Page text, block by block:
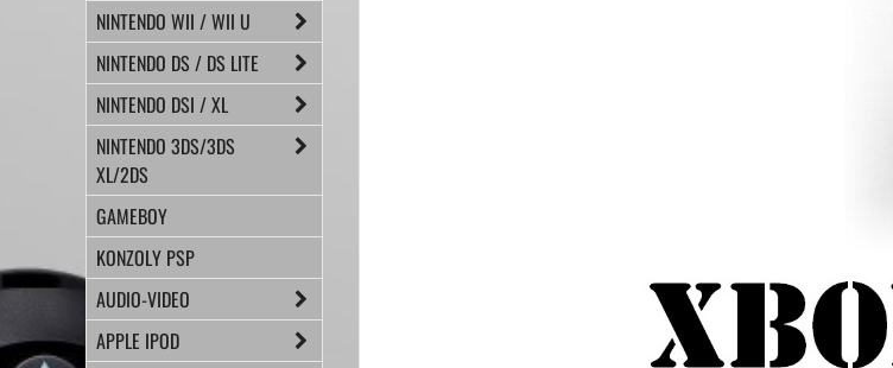
NINTENDO WII / WII U
NINTENDO DS / DS LITE
NINTENDO DSI / XL
NINTENDO 3DS/3DS
XL/2DS
GAMEBOY
KONZOLY PSP
AUDIO-VIDEO
APPLE IPOD